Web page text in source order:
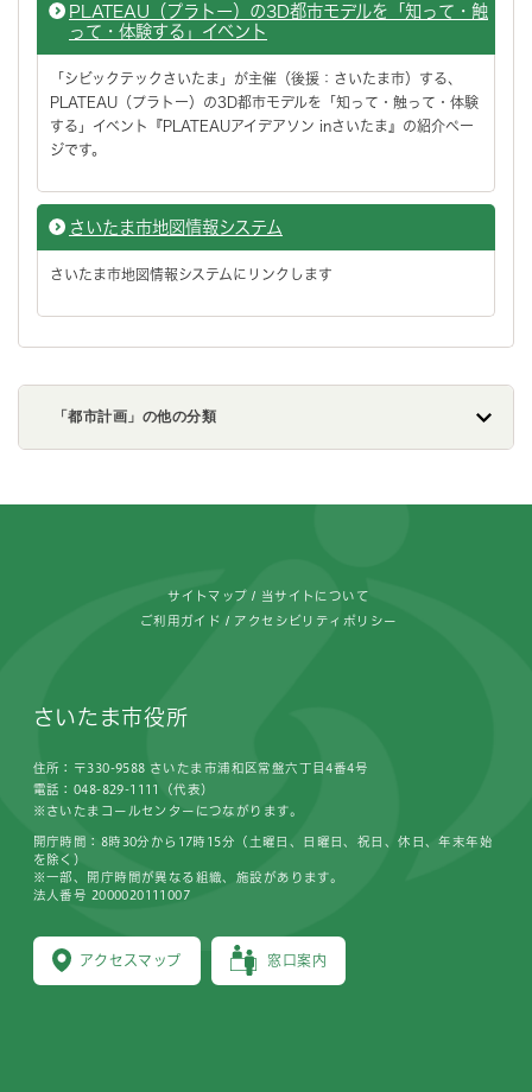
PLATEAU（プラトー）の3D都市モデルを「知って・触
って・体験する」イベント
「シビックテックさいたま」が主催（後援：さいたま市）する、
PLATEAU（プラトー）の3D都市モデルを「知って・触って・体験
する」イベント『PLATEAUアイデアソン inさいたま』の紹介ペー
ジです。
さいたま市地図情報システム
さいたま市地図情報システムにリンクします
「都市計画」の他の分類
サイトマップ 当サイトについて
ご利用ガイド アクセシビリティポリシー
さいたま市役所
住所：〒330-9588 さいたま市浦和区常盤六丁目4番4号
電話：048-829-1111（代表）
※さいたまコールセンターにつながります。
アクセスマップ 窓口案内
開庁時間：8時30分から17時15分（土曜日、日曜日、祝日、休日、年末年始
を除く）
※一部、開庁時間が異なる組織、施設があります。
法人番号 2000020111007